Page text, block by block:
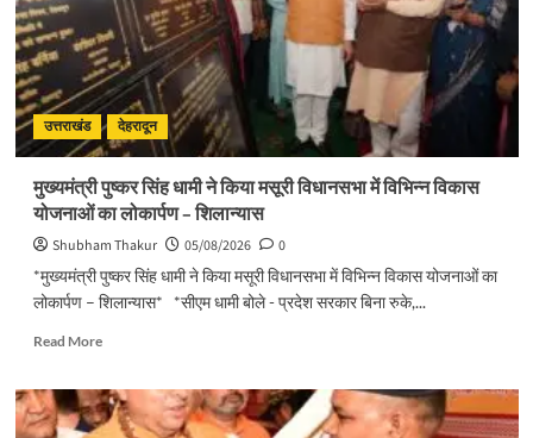
एक्शन,
ब्लैक
स्पॉट
होंगे
सुरक्षित,
हर
माह
प्रगति
समीक्षा
उत्तराखंड देहरादून
मुख्यमंत्री पुष्कर सिंह धामी ने किया मसूरी विधानसभा में विभिन्न विकास
योजनाओं का लोकार्पण – शिलान्यास
Shubham Thakur 05/08/2026
0
*मुख्यमंत्री पुष्कर सिंह धामी ने किया मसूरी विधानसभा में विभिन्न विकास योजनाओं का
लोकार्पण – शिलान्यास* *सीएम धामी बोले - प्रदेश सरकार बिना रुके,...
Read MoreRead
मुख्यमंत्री
पुष्कर